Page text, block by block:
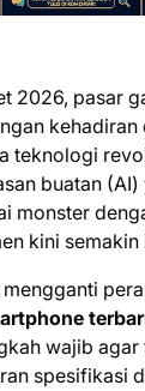
2026, pasar
kehadiran
teknologi
buatan
monster
kini
wajib
spesifikasi